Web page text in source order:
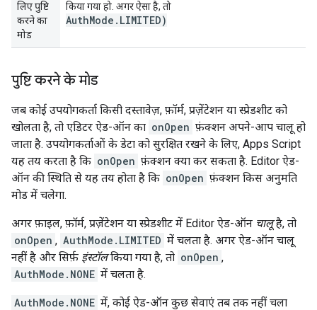
लिए पुष्टि
करने का
मोड
किया गया हो. अगर ऐसा है, तो
AuthMode . LIMITED)
पुष्टि करने के मोड
जब कोई उपयोगकर्ता किसी दस्तावेज़, फ़ॉर्म, प्रज़ेंटेशन या स्प्रेडशीट को
खोलता है, तो एडिटर ऐड-ऑन का onOpen फ़ंक्शन अपने-आप चालू हो
जाता है. उपयोगकर्ताओं के डेटा को सुरक्षित रखने के लिए, Apps Script
यह तय करता है कि onOpen फ़ंक्शन क्या कर सकता है. Editor ऐड-
ऑन की स्थिति से यह तय होता है कि onOpen फ़ंक्शन किस अनुमति
मोड में चलेगा.
अगर फ़ाइल, फ़ॉर्म, प्रज़ेंटेशन या स्प्रेडशीट में Editor ऐड-ऑन चालूहै, तो
onOpen , AuthMode.LIMITED में चलता है. अगर ऐड-ऑन चालू
नहीं है और सिर्फ़ इंस्टॉलकिया गया है, तो onOpen ,
AuthMode.NONE में चलता है.
AuthMode.NONE में, कोई ऐड-ऑन कुछ सेवाएं तब तक नहीं चला